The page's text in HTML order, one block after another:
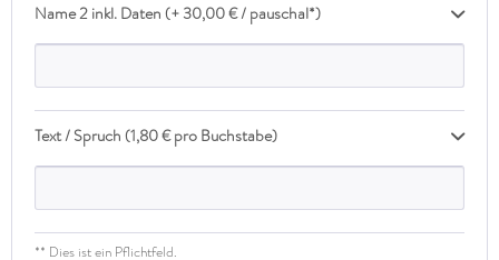
Name 2 inkl. Daten (+ 30,00 € / pauschal*)
Text / Spruch (1,80 € pro Buchstabe)
** Dies ist ein Pflichtfeld.